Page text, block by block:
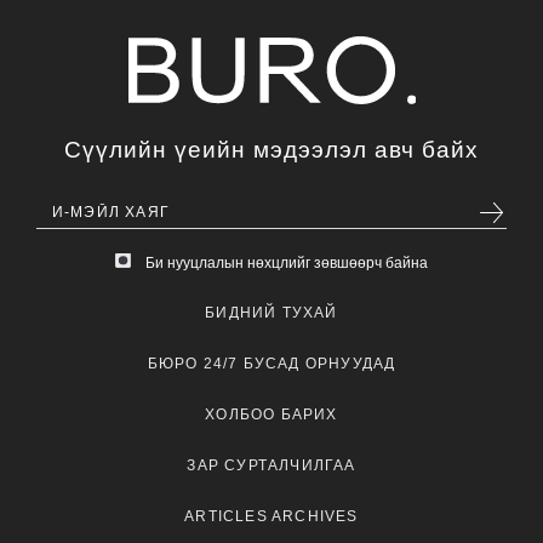
Сүүлийн үеийн мэдээлэл авч байх
Би нууцлалын нөхцлийг зөвшөөрч байна
БИДНИЙ ТУХАЙ
БЮРО 24/7 БУСАД ОРНУУДАД
ХОЛБОО БАРИХ
ЗАР СУРТАЛЧИЛГАА
ARTICLES ARCHIVES